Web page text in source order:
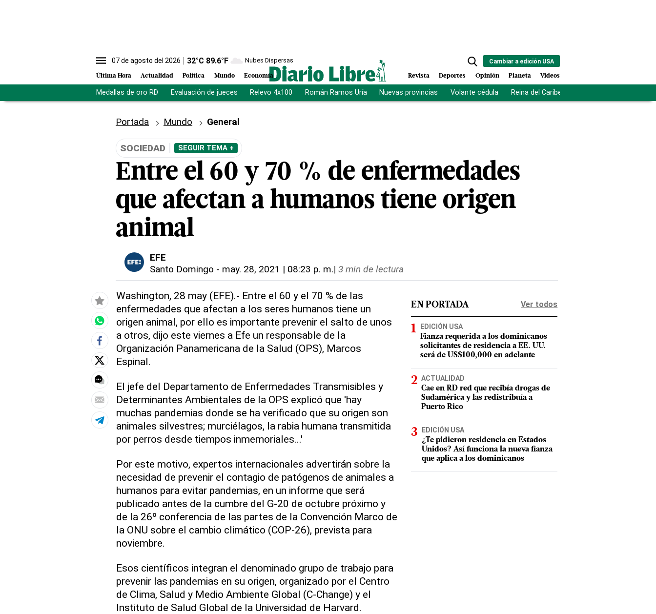
07 de agosto del 2026 32°C 89.6°F Nubes Dispersas
Última Hora Actualidad Política Mundo Economía
Cambiar a edición USA
Revista Deportes Opinión Planeta Videos
Medallas de oro RD Evaluación de jueces Relevo 4x100 Román Ramos Uría Nuevas provincias Volante cédula Reina del Caribe
Portada Mundo General
SOCIEDAD SEGUIR TEMA +
Entre el 60 y 70 % de enfermedades
que afectan a humanos tiene origen
animal
EFE
Santo Domingo - may. 28, 2021 | 08:23 p. m.| 3 min de lectura
Washington, 28 may (EFE).- Entre el 60 y el 70 % de las
enfermedades que afectan a los seres humanos tiene un
origen animal, por ello es importante prevenir el salto de unos
a otros, dijo este viernes a Efe un responsable de la
Organización Panamericana de la Salud (OPS), Marcos
Espinal.
El jefe del Departamento de Enfermedades Transmisibles y
Determinantes Ambientales de la OPS explicó que 'hay
muchas pandemias donde se ha verificado que su origen son
animales silvestres; murciélagos, la rabia humana transmitida
por perros desde tiempos inmemoriales...'
Por este motivo, expertos internacionales advertirán sobre la
necesidad de prevenir el contagio de patógenos de animales a
humanos para evitar pandemias, en un informe que será
publicado antes de la cumbre del G-20 de octubre próximo y
de la 26º conferencia de las partes de la Convención Marco de
la ONU sobre el cambio climático (COP-26), prevista para
noviembre.
Esos científicos integran el denominado grupo de trabajo para
prevenir las pandemias en su origen, organizado por el Centro
de Clima, Salud y Medio Ambiente Global (C-Change) y el
Instituto de Salud Global de la Universidad de Harvard.
EN PORTADA Ver todos
EDICIÓN USA
Fianza requerida a los dominicanos
solicitantes de residencia a EE. UU.
será de US$100,000 en adelante
ACTUALIDAD
Cae en RD red que recibía drogas de
Sudamérica y las redistribuía a
Puerto Rico
EDICIÓN USA
¿Te pidieron residencia en Estados
Unidos? Así funciona la nueva fianza
que aplica a los dominicanos